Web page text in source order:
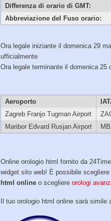
Differenza di orario di GMT:
Abbreviazione del Fuso orario:
Ora legale iniziante il domenica 29
ufficialmente
Ora legale terminante il domenica
Aeroporto
Zagreb Franjo Tugman Airport
Maribor Edvard Rusjan Airport
Online orologio html fornito da
widget sito web! È possibile
html online o scegliereorologi
Il tuo orologio html online sarà simile